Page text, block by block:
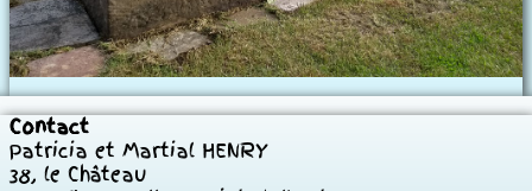
Contact
Patricia et Martial HENRY
38, le Château